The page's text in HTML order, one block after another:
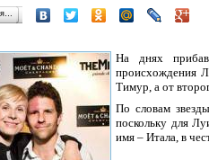
На днях
происхождения
Тимур, а от
По словам
поскольку для
имя – Итала, в